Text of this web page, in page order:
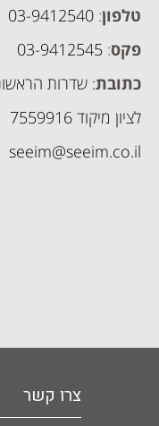
טלפון:
03-9412540
פקס:
03-9412545
כתובת
לציון מיקוד 7559916
seeim@seeim.co.il
צרו קשר